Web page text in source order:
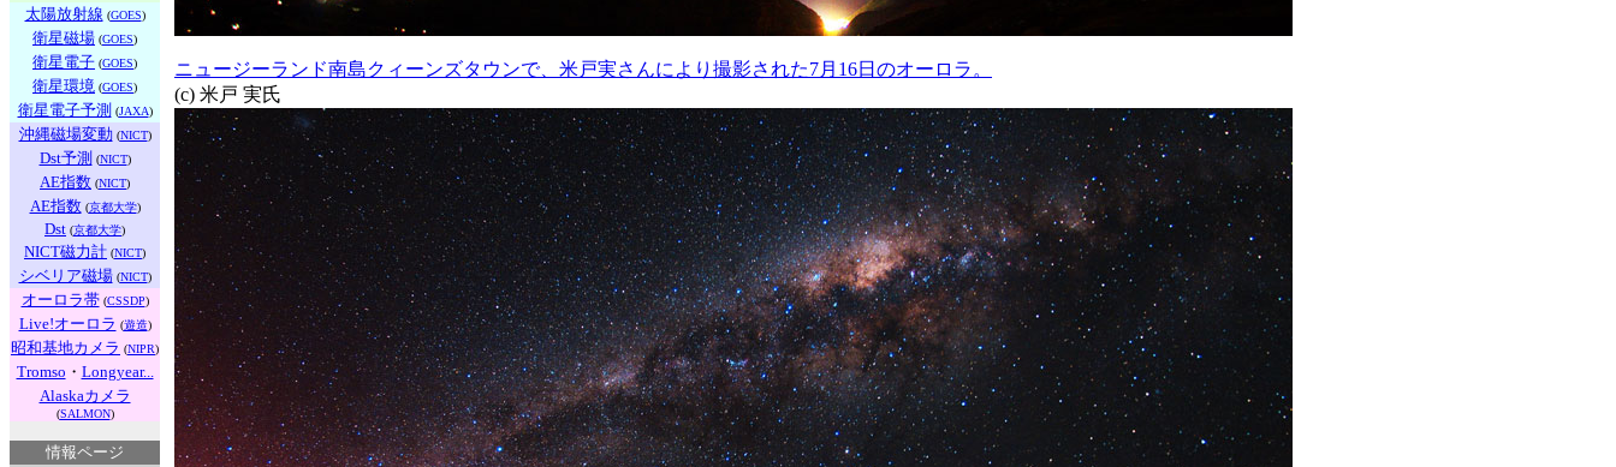
太陽放射線 (GOES)
衛星磁場 (GOES)
衛星電子 (GOES)
衛星環境 (GOES)
衛星電子予測 (JAXA)
沖縄磁場変動 (NICT)
Dst予測 (NICT)
AE指数 (NICT)
AE指数(京都大学)
Dst (京都大学)
NICT磁力計 (NICT)
シベリア磁場(NICT)
オーロラ帯(CSSDP)
Live!オーロラ (遊造)
昭和基地カメラ (NIPR)
Tromso ・ Longyear...
Alaskaカメラ
(SALMON)
情報ページ
ニュージーランド南島クィーンズタウンで、米戸実さんにより撮影された7月16日のオーロラ。
(c) 米戸 実氏